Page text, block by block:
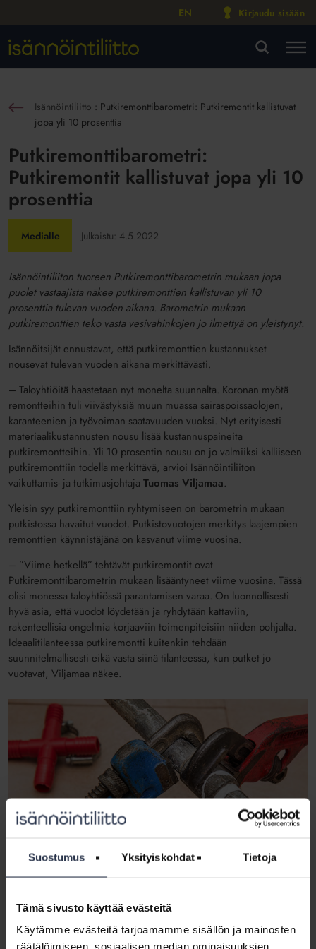
Suostumus Yksityiskohdat Tietoja
Tämä sivusto käyttää evästeitä
Käytämme evästeitä tarjoamamme sisällön ja mainosten
räätälöimiseen, sosiaalisen median ominaisuuksien
EN Kirjaudu sisään
Isännöintiliitto : Putkiremonttibarometri: Putkiremontit kallistuvat
jopa yli 10 prosenttia
Putkiremonttibarometri:
Putkiremontit kallistuvat jopa yli 10
prosenttia
Medialle Julkaistu: 4.5.2022
Isännöintiliiton tuoreen Putkiremonttibarometrin mukaan jopa
puolet vastaajista näkee putkiremonttien kallistuvan yli 10
prosenttia tulevan vuoden aikana. Barometrin mukaan
putkiremonttien teko vasta vesivahinkojen jo ilmettyä on yleistynyt.
Isännöitsijät ennustavat, että putkiremonttien kustannukset
nousevat tulevan vuoden aikana merkittävästi.
– Taloyhtiöitä haastetaan nyt monelta suunnalta. Koronan myötä
remontteihin tuli viivästyksiä muun muassa sairaspoissaolojen,
karanteenien ja työvoiman saatavuuden vuoksi. Nyt erityisesti
materiaalikustannusten nousu lisää kustannuspaineita
putkiremontteihin. Yli 10 prosentin nousu on jo valmiiksi kalliiseen
putkiremonttiin todella merkittävä, arvioi Isännöintiliiton
vaikuttamis- ja tutkimusjohtajaTuomas Viljamaa.
Yleisin syy putkiremonttiin ryhtymiseen on barometrin mukaan
putkistossa havaitut vuodot. Putkistovuotojen merkitys laajempien
remonttien käynnistäjänä on kasvanut viime vuosina.
– ”Viime hetkellä” tehtävät putkiremontit ovat
Putkiremonttibarometrin mukaan lisääntyneet viime vuosina. Tässä
olisi monessa taloyhtiössä parantamisen varaa. On luonnollisesti
hyvä asia, että vuodot löydetään ja ryhdytään kattaviin,
rakenteellisia ongelmia korjaaviin toimenpiteisiin niiden pohjalta.
Ideaalitilanteessa putkiremontti kuitenkin tehdään
suunnitelmallisesti eikä vasta siinä tilanteessa, kun putket jo
vuotavat, Viljamaa näkee.
Barometrin mukaan putkiremonttien teko vasta vesivahinkojen jo ilmettyä on